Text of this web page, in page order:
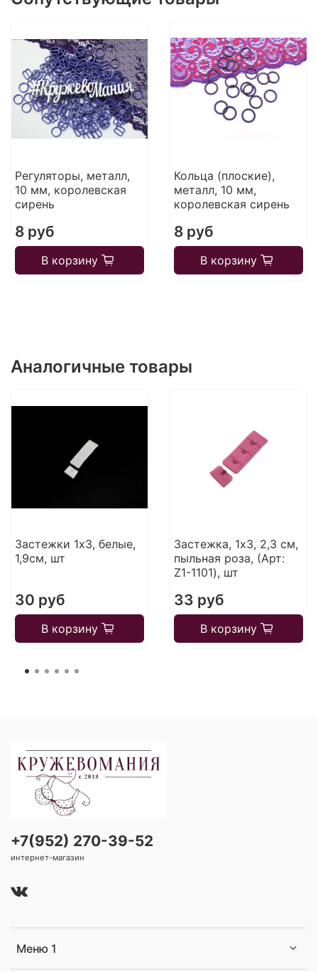
Регуляторы, металл,
10 мм, королевская
сирень
8 руб
В корзину
Кольца (плоские),
металл, 10 мм,
королевская сирень
8 руб
В корзину
Аналогичные товары
Застежки 1х3, белые,
1,9см, шт
30 руб
В корзину
Застежка, 1х3, 2,3 см,
пыльная роза, (Арт:
Z1-1101), шт
33 руб
В корзину
Меню 1
+7(952) 270-39-52
интернет-магазин